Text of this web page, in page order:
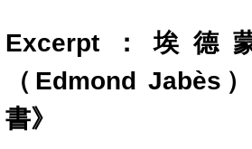
Excerpt：埃德
（Edmond Jabès
書》